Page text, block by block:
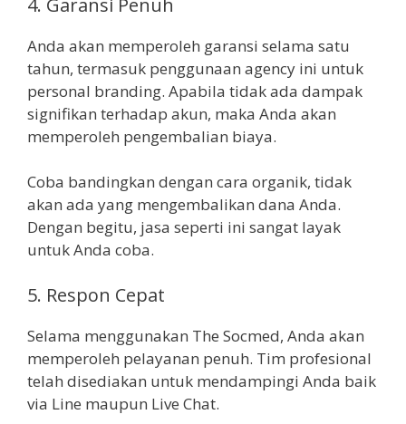
Anda akan memperoleh garansi selama satu
tahun, termasuk penggunaan agency ini untuk
personal branding. Apabila tidak ada dampak
signifikan terhadap akun, maka Anda akan
memperoleh pengembalian biaya.
Coba bandingkan dengan cara organik, tidak
akan ada yang mengembalikan dana Anda.
Dengan begitu, jasa seperti ini sangat layak
untuk Anda coba.
5. Respon Cepat
Selama menggunakan The Socmed, Anda akan
memperoleh pelayanan penuh. Tim profesional
telah disediakan untuk mendampingi Anda baik
via Line maupun Live Chat.